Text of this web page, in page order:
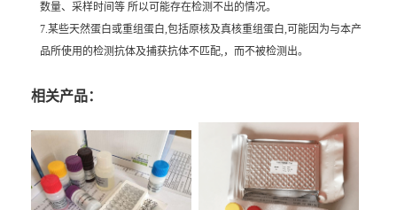
数量、采样时间等 所以可能存在检测不出的情况。
7.某些天然蛋白或重组蛋白,包括原核及真核重组蛋白,可能因为与本产
品所使用的检测抗体及捕获抗体不匹配,，而不被检测出。
相关产品：